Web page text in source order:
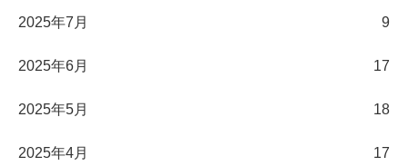
2025年7月 9
2025年6月 17
2025年5月 18
2025年4月 17